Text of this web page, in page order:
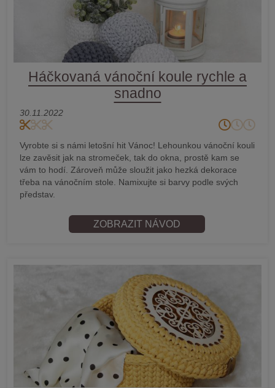
Háčkovaná vánoční koule rychle a
snadno
30.11.2022
Vyrobte si s námi letošní hit Vánoc! Lehounkou vánoční kouli
lze zavěsit jak na stromeček, tak do okna, prostě kam se
vám to hodí. Zároveň může sloužit jako hezká dekorace
třeba na vánočním stole. Namixujte si barvy podle svých
představ.
ZOBRAZIT NÁVOD